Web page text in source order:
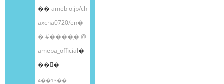
��ameblo.jp/ch
axcha0720/en�
�#����֥�@
ameba_official�
��󤫤�
4��13��